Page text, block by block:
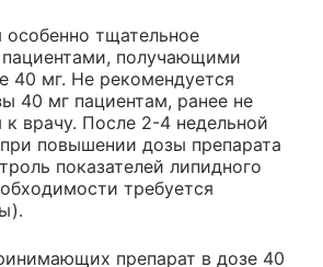
особенно тщательное
получающими
40 мг. Не рекомендуется
40 мг пациентам, ранее не
врачу. После 2-4 недельной
повышении дозы препарата
показателей липидного
требуется
препарат в дозе 40